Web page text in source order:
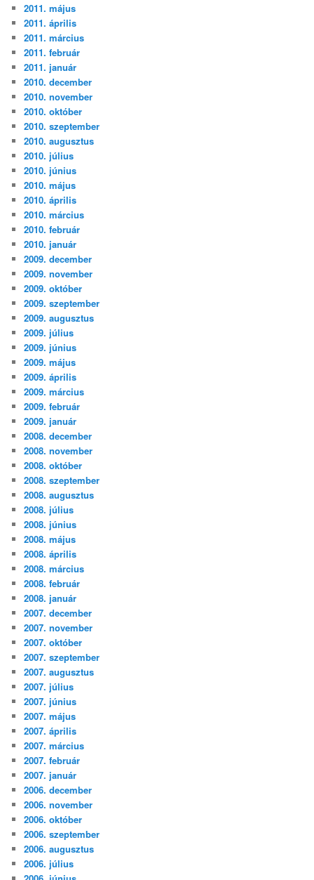
2011. május
2011. április
2011. március
2011. február
2011. január
2010. december
2010. november
2010. október
2010. szeptember
2010. augusztus
2010. július
2010. június
2010. május
2010. április
2010. március
2010. február
2010. január
2009. december
2009. november
2009. október
2009. szeptember
2009. augusztus
2009. július
2009. június
2009. május
2009. április
2009. március
2009. február
2009. január
2008. december
2008. november
2008. október
2008. szeptember
2008. augusztus
2008. július
2008. június
2008. május
2008. április
2008. március
2008. február
2008. január
2007. december
2007. november
2007. október
2007. szeptember
2007. augusztus
2007. július
2007. június
2007. május
2007. április
2007. március
2007. február
2007. január
2006. december
2006. november
2006. október
2006. szeptember
2006. augusztus
2006. július